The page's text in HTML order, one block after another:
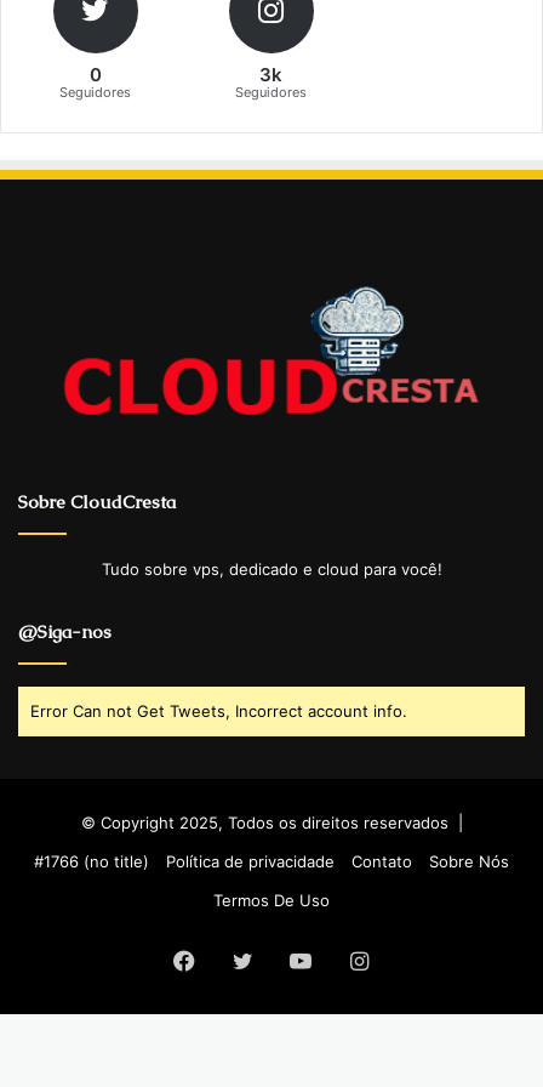
0
Seguidores
3k
Seguidores
Sobre CloudCresta
Tudo sobre vps, dedicado e cloud para você!
@Siga-nos
Error Can not Get Tweets, Incorrect account info.
© Copyright 2025, Todos os direitos reservados |
#1766 (no title)
Política de privacidade Contato
Sobre Nós
Termos De Uso
Facebook
Twitter YouTubeInstagram